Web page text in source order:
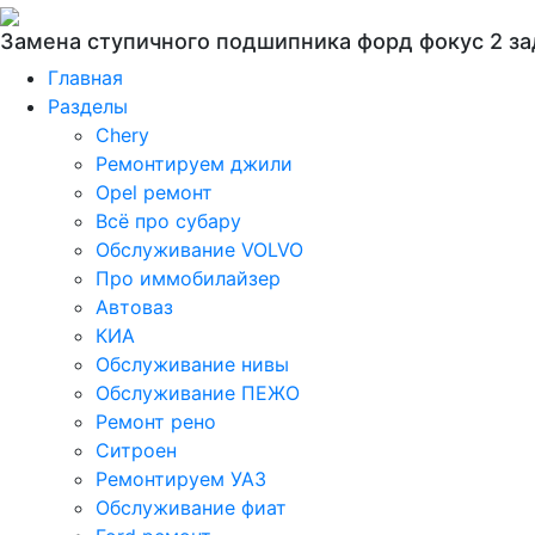
Замена ступичного подшипника форд фокус 2
Главная
Разделы
Chery
Ремонтируем джили
Opel ремонт
Всё про субару
Обслуживание VOLVO
Про иммобилайзер
Автоваз
КИА
Обслуживание нивы
Обслуживание ПЕЖО
Ремонт рено
Ситроен
Ремонтируем УАЗ
Обслуживание фиат